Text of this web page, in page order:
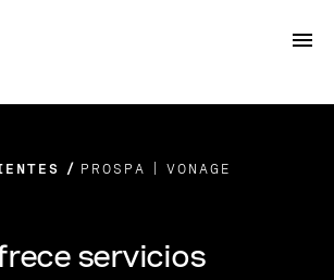
PROSPA | VONAGE
servicios